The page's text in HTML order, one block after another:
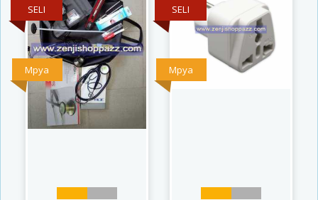
Mpya
SELI
Mpya
SELI